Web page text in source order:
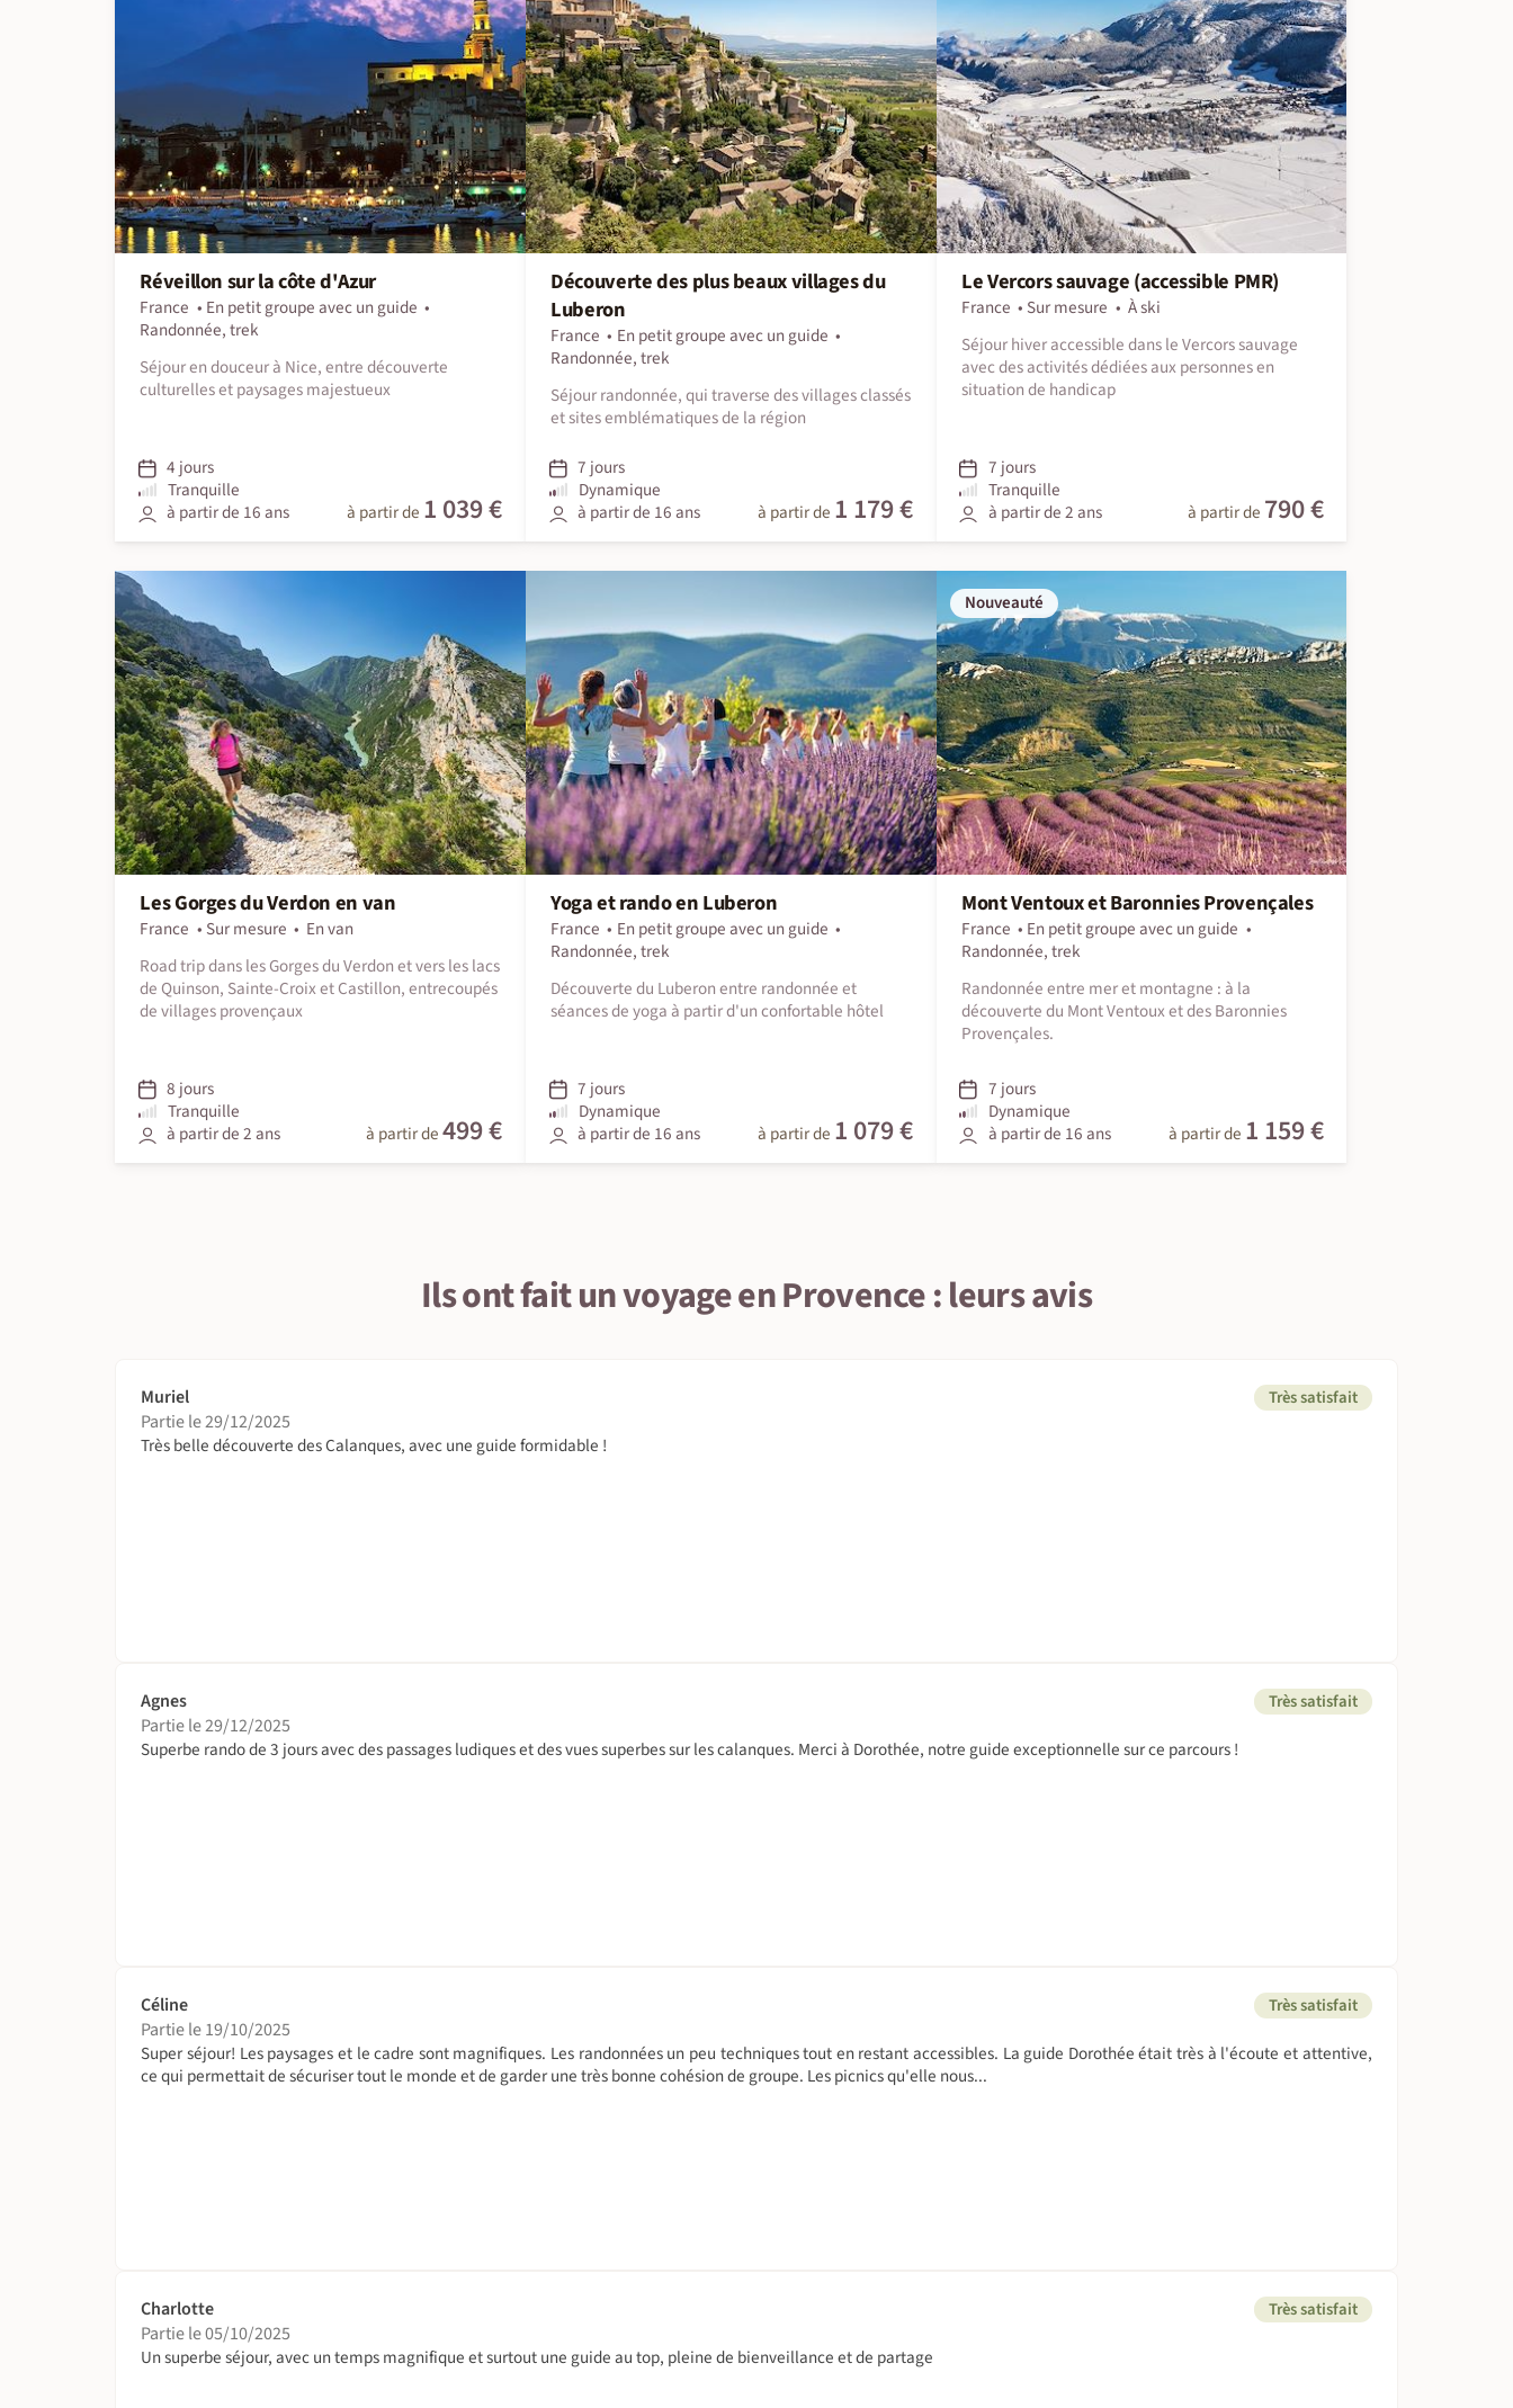
Réveillon sur la côte d'Azur
France
En petit groupe avec un guide
Randonnée, trek
Séjour en douceur à Nice, entre découverte
culturelles et paysages majestueux
4 jours
Tranquille
à partir de 16 ans
à partir de 1 039 €
Découverte des plus beaux villages du
Luberon
France
En petit groupe avec un guide
Randonnée, trek
Séjour randonnée, qui traverse des villages classés
et sites emblématiques de la région
7 jours
Dynamique
à partir de 16 ans
à partir de 1 179 €
Le Vercors sauvage (accessible PMR)
France Sur mesure
À ski
Séjour hiver accessible dans le Vercors sauvage
avec des activités dédiées aux personnes en
situation de handicap
7 jours
Tranquille
à partir de 2 ans
à partir de 790 €
Les Gorges du Verdon en van
France Sur mesure
En van
Road trip dans les Gorges du Verdon et vers les lacs
de Quinson, Sainte-Croix et Castillon, entrecoupés
de villages provençaux
8 jours
Tranquille
à partir de 2 ans
à partir de499 €
Yoga et rando en Luberon
France
En petit groupe avec un guide
Randonnée, trek
Découverte du Luberon entre randonnée et
séances de yoga à partir d'un confortable hôtel
7 jours
Dynamique
à partir de 16 ans
à partir de 1 079 €
Nouveauté
Mont Ventoux et Baronnies Provençales
France
En petit groupe avec un guide
Randonnée, trek
Randonnée entre mer et montagne : à la
découverte du Mont Ventoux et des Baronnies
Provençales.
7 jours
Dynamique
à partir de 16 ans
à partir de 1 159 €
Ils ont fait un voyage en Provence : leurs avis
Très satisfait
Muriel
Partie le 29/12/2025
Très belle découverte des Calanques, avec une guide formidable !
Très satisfait
Agnes
Partie le 29/12/2025
Superbe rando de 3 jours avec des passages ludiques et des vues superbes sur les calanques. Merci à Dorothée, notre guide exceptionnelle sur ce parcours !
Très satisfait
Céline
Partie le 19/10/2025
Super séjour! Les paysages et le cadre sont magnifiques. Les randonnées un peu techniques tout en restant accessibles. La guide Dorothée était très à l'écoute et attentive,
ce qui permettait de sécuriser tout le monde et de garder une très bonne cohésion de groupe. Les picnics qu'elle nous...
Très satisfait
Charlotte
Partie le 05/10/2025
Un superbe séjour, avec un temps magnifique et surtout une guide au top, pleine de bienveillance et de partage